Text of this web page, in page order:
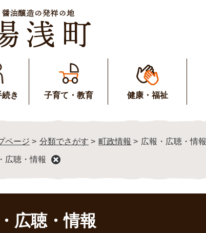
続き 子育て・教育 健康・福祉
ページ > 分類でさがす > 町政情報 > 広報・広聴・情報
広聴・情報
広聴・情報